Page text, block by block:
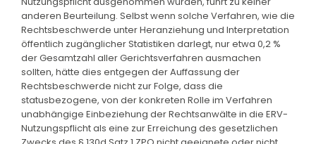
anderen Beurteilung. Selbst wenn solche Verfahren, wie die
Rechtsbeschwerde unter Heranziehung und Interpretation
öffentlich zugänglicher Statistiken darlegt, nur etwa 0,2 %
der Gesamtzahl aller Gerichtsverfahren ausmachen
sollten, hätte dies entgegen der Auffassung der
Rechtsbeschwerde nicht zur Folge, dass die
statusbezogene, von der konkreten Rolle im Verfahren
unabhängige Einbeziehung der Rechtsanwälte in die ERV-
Nutzungspflicht als eine zur Erreichung des gesetzlichen